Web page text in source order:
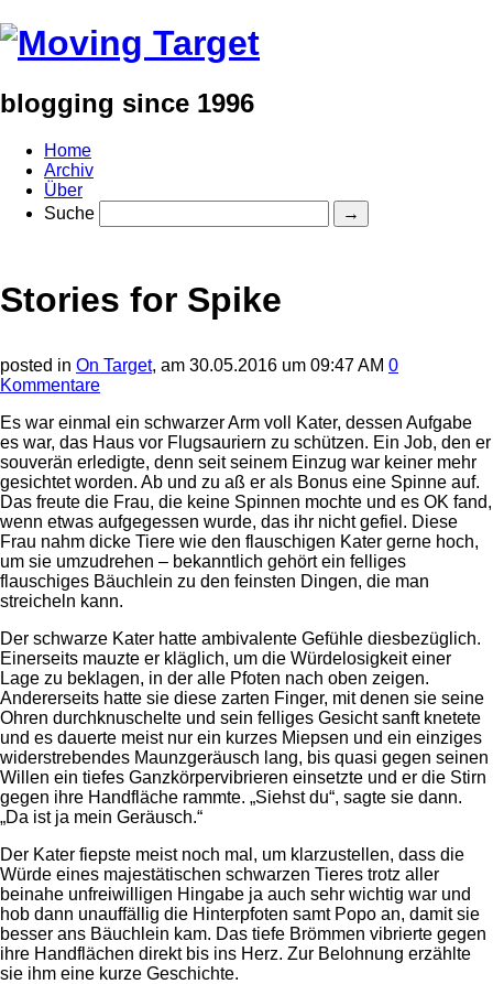
blogging since 1996
Home
Archiv
Über
Suche
Stories for Spike
posted in On Target, am 30.05.2016 um 09:47 AM 0
Kommentare
Es war einmal ein schwarzer Arm voll Kater, dessen Aufgabe
es war, das Haus vor Flugsauriern zu schützen. Ein Job, den er
souverän erledigte, denn seit seinem Einzug war keiner mehr
gesichtet worden. Ab und zu aß er als Bonus eine Spinne auf.
Das freute die Frau, die keine Spinnen mochte und es OK fand,
wenn etwas aufgegessen wurde, das ihr nicht gefiel. Diese
Frau nahm dicke Tiere wie den flauschigen Kater gerne hoch,
um sie umzudrehen – bekanntlich gehört ein felliges
flauschiges Bäuchlein zu den feinsten Dingen, die man
streicheln kann.
Der schwarze Kater hatte ambivalente Gefühle diesbezüglich.
Einerseits mauzte er kläglich, um die Würdelosigkeit einer
Lage zu beklagen, in der alle Pfoten nach oben zeigen.
Andererseits hatte sie diese zarten Finger, mit denen sie seine
Ohren durchknuschelte und sein felliges Gesicht sanft knetete
und es dauerte meist nur ein kurzes Miepsen und ein einziges
widerstrebendes Maunzgeräusch lang, bis quasi gegen seinen
Willen ein tiefes Ganzkörpervibrieren einsetzte und er die Stirn
gegen ihre Handfläche rammte. „Siehst du“, sagte sie dann.
„Da ist ja mein Geräusch.“
Der Kater fiepste meist noch mal, um klarzustellen, dass die
Würde eines majestätischen schwarzen Tieres trotz aller
beinahe unfreiwilligen Hingabe ja auch sehr wichtig war und
hob dann unauffällig die Hinterpfoten samt Popo an, damit sie
besser ans Bäuchlein kam. Das tiefe Brömmen vibrierte gegen
ihre Handflächen direkt bis ins Herz. Zur Belohnung erzählte
sie ihm eine kurze Geschichte.